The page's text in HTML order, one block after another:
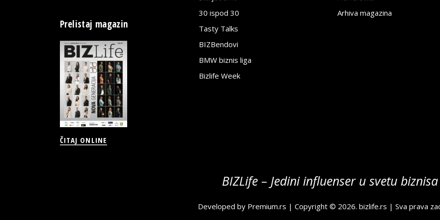
Prelistaj magazin
ČITAJ ONLINE
30 ispod 30
Tasty Talks
BIZBendovi
BMW biznis liga
Bizlife Week
Arhiva magazina
BIZLife – Jedini influenser u svetu biznisa
Developed by Premium.rs | Copyright © 2026. bizlife.rs | Sva prava